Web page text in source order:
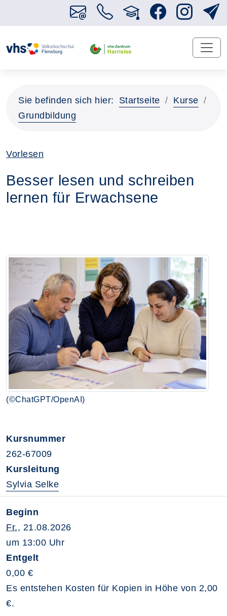
Sie befinden sich hier: Startseite
Kurse
Grundbildung
Vorlesen
Besser lesen und schreiben
lernen für Erwachsene
(©ChatGPT/OpenAI)
Kursnummer
262-67009
Kursleitung
Sylvia Selke
Beginn
Fr., 21.08.2026
um 13:00 Uhr
Entgelt
0,00 €
Es entstehen Kosten für Kopien in Höhe von 2,00
€.